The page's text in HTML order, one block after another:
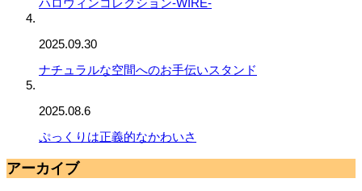
2025.09.30
ナチュラルな空間へのお手伝いスタンド
2025.08.6
ぷっくりは正義的なかわいさ
アーカイブ